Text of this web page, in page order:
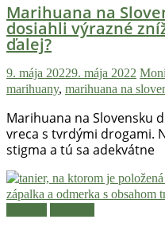
je
čas
relatívny.
Hulic.sk
prináša
novinky
z
konopnej
scény,
najlepší
chill-
Marihuana na
dosiahli výrazné
ďalej?
9. mája 20229. mája 2022
marihuany, marihuana na
Marihuana na Slovensku
vreca s tvrdými drogami.
stigma a tú sa adekvátne